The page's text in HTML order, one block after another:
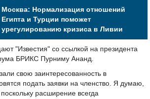
Москва: Нормализация отношений
Египта и Турции поможет
урегулированию кризиса в Ливии
"Известия" со ссылкой на президента
БРИКС Пурниму Ананд.
свою заинтересованность в
подать заявки на членство. Я думаю,
расширение всегда